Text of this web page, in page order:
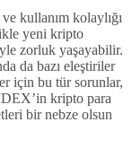
kullanım kolaylığı
yeni kripto
zorluk yaşayabilir.
da bazı eleştiriler
için bu tür sorunlar,
kripto para
bir nebze olsun